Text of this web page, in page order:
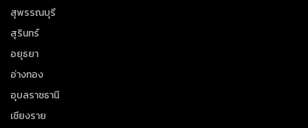
สุพรรณบุรี
สุรินทร์
อยุธยา
อ่างทอง
อุบลราชธานี
เชียงราย